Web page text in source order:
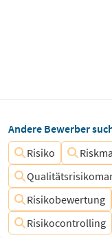
Andere Bewerber
Risiko
Risikobewertung
Risikocontrolling